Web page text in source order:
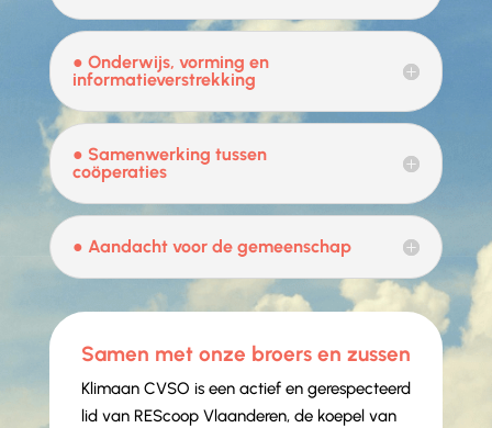
● Onderwijs, vorming en
informatieverstrekking
● Samenwerking tussen
coöperaties
● Aandacht voor de gemeenschap
Samen met onze broers en zussen
Klimaan CVSO is een actief en gerespecteerd
lid van REScoop Vlaanderen, de koepel van